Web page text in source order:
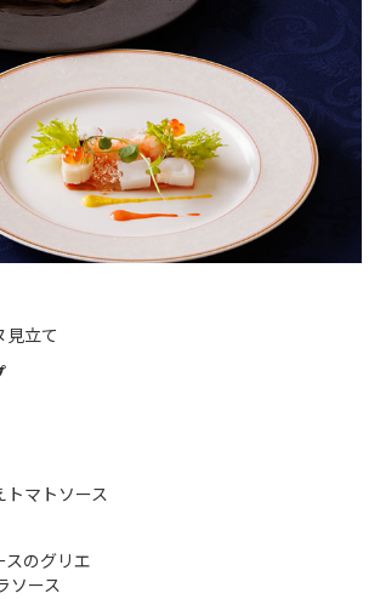
見立て
マトソース
スのグリエ
ソース